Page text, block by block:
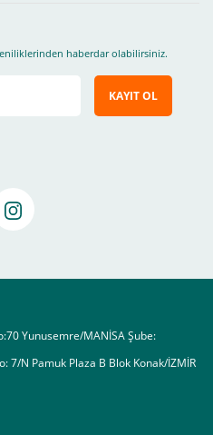
haberdar olabilirsiniz.
KAYIT OL
Yunusemre/MANİSA Şube:
7/N Pamuk Plaza B Blok Konak/İZMİR